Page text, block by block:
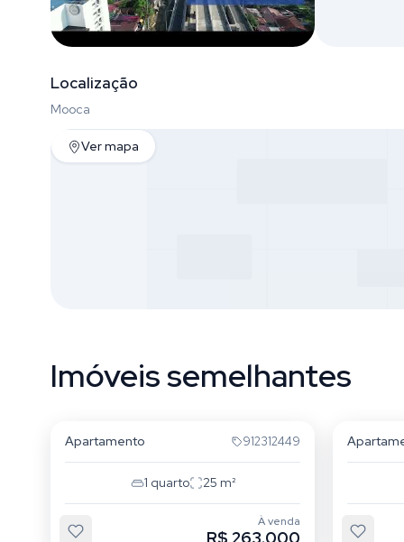
Localização
Mooca
Ver mapa
Imóveis semelhantes
Apartamento 912312449
1 quarto 25 m²
À venda